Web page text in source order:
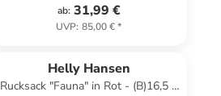
ab: 31,99 €
UVP: 85,00 €*
Helly Hansen
Rucksack "Fauna" in Rot - (B)16,5 x